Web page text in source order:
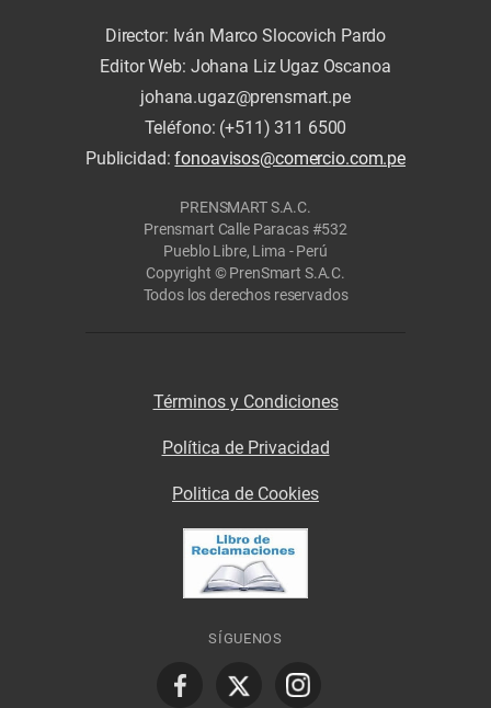
Director: Iván Marco Slocovich Pardo
Editor Web: Johana Liz Ugaz Oscanoa
johana.ugaz@prensmart.pe
Teléfono: (+511) 311 6500
Publicidad:fonoavisos@comercio.com.pe
PRENSMART S.A.C.
Prensmart Calle Paracas #532
Pueblo Libre, Lima - Perú
Copyright © PrenSmart S.A.C.
Todos los derechos reservados
Términos y Condiciones
Política de Privacidad
Politica de Cookies
SÍGUENOS